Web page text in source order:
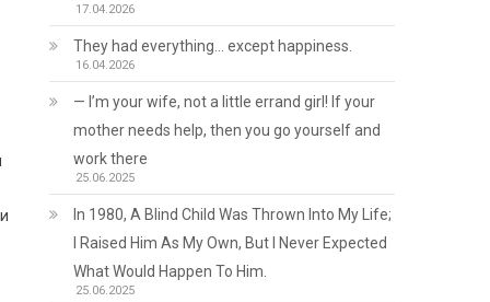
17.04.2026
They had everything… except happiness.
16.04.2026
— I’m your wife, not a little errand girl! If your
mother needs help, then you go yourself and
work there
25.06.2025
In 1980, A Blind Child Was Thrown Into My Life;
I Raised Him As My Own, But I Never Expected
What Would Happen To Him.
25.06.2025